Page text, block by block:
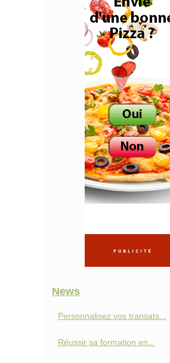
News
Personnalisez vos transats...
Réussir sa formation en...